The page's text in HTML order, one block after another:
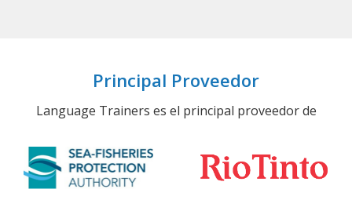
Principal Proveedor
Language Trainers es el principal proveedor de